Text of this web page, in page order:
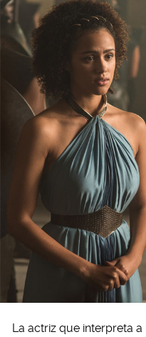
La actriz que interpreta